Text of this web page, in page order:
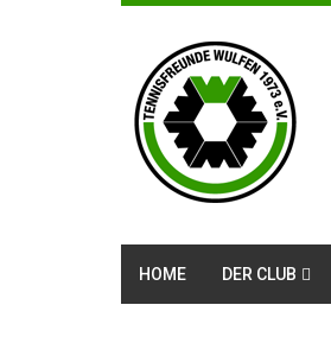
HOME DER CLUB